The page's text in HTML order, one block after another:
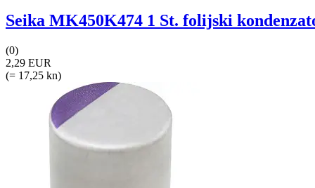
Seika MK450K474 1 St. folijski
(0)
2,29 EUR
(= 17,25 kn)